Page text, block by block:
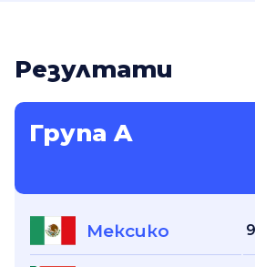
Резултати
Група A
Мексико 9